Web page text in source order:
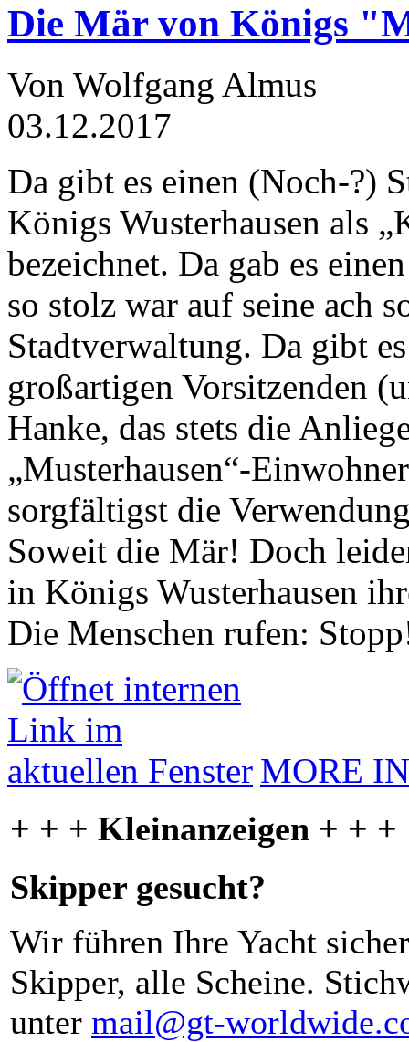
Die Mär von Königs
Von Wolfgang Almus
03.12.2017
Da gibt es einen (Noch-?)
Königs Wusterhausen als
bezeichnet. Da gab es
so stolz war auf seine ach
Stadtverwaltung. Da gibt
großartigen Vorsitzenden
Hanke, das stets die
„Musterhausen“-
sorgfältigst die
Soweit die Mär! Doch
in Königs Wusterhausen
Die Menschen rufen:
MORE
+ + + Kleinanzeigen + + +
Skipper gesucht?
Wir führen Ihre Yacht
Skipper, alle Scheine.
unter mail@gt-